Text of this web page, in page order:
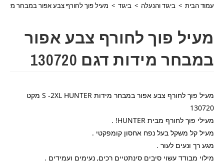
עמוד הבית > ביגוד והנעלה > ביגוד > מעיל פוך לחורף צבע אפור במבחר מידות דגם
מעיל פוך לחורף צבע אפור
במבחר מידות דגם 130720
מעיל פוך לחורף צבע אפור במבחר מידות S -2XL HUNTER
מקט
130720
מעילי פוך לחורף מבית HUNTER
! .
מעיל קל משקל בעל נפח אחסון קומפקטי .
מגע רך ונעים לעור .
מילוי מבודד עשוי סיבים סינתטיים רכים, נעימים ועמידים .